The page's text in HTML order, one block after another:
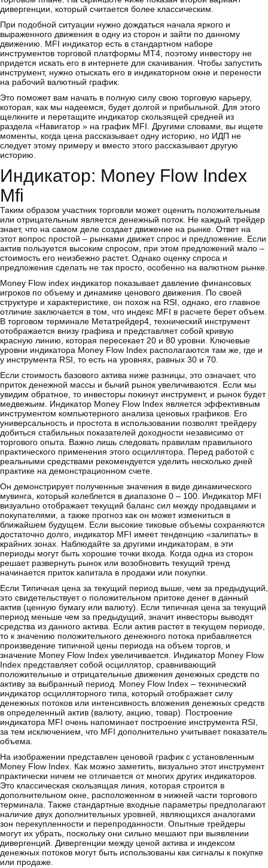
дивергенции, который считается более классическим.
При подобной ситуации нужно дождаться начала яркого и
выраженного движения в одну из сторон и зайти по данному
движению. MFI индикатор есть в стандартном наборе
инструментов торговой платформы МТ4, поэтому инвестору не
придется искать его в интернете для скачивания. Чтобы запустить
инструмент, нужно отыскать его в индикаторном окне и перенести
на рабочий валютный график.
Это поможет вам начать в полную силу свою торговую карьеру,
которая, как мы надеемся, будет долгой и прибыльной. Для этого
щелкните и перетащите индикатор скользящей средней из
раздела «Навигатор » на график MFI. Другими словами, вы ищете
моменты, когда цена рассказывает одну историю, но ИДП не
следует этому примеру и вместо этого рассказывает другую
историю.
Индикатор: Money Flow Index
Mfi
Таким образом участник торговли может оценить положительным
или отрицательным является денежный поток. Не каждый трейдер
знает, что на самом деле создает движение на рынке. Ответ на
этот вопрос простой – рынками движет спрос и предложение. Если
актив пользуется высоким спросом, при этом предложений мало –
стоимость его неизбежно растет. Однако оценку спроса и
предложения сделать не так просто, особенно на валютном рынке.
Money Flow index индикатор показывает давление финансовых
игроков по объему и динамике ценового движения. По своей
структуре и характеристике, он похож на RSI, однако, его главное
отличие заключается в том, что индекс MFI в расчете берет объем.
В торговом терминале Метатрейдер4, технический инструмент
отображается внизу графика и представляет собой кривую
красную линию, которая пересекает 20 и 80 уровни. Ключевые
уровни индикатора Money Flow Index располагаются там же, где и
у инструмента RSI, то есть на уровнях, равных 30 и 70.
Если стоимость базового актива ниже разницы, это означает, что
приток денежной массы и бычий рынок увеличиваются. Если мы
увидим обратное, то инвесторы покинут инструмент, и рынок будет
медвежьим. Индикатор Money Flow Index является эффективным
инструментом компьютерного анализа ценовых графиков. Его
универсальность и простота в использовании позволят трейдеру
добиться стабильных показателей доходности независимо от
торгового опыта. Важно лишь следовать правилам правильного
практического применения этого осциллятора. Перед работой с
реальными средствами рекомендуется уделить несколько дней
практике на демонстрационном счете.
Он демонстрирует полученные значения в виде динамического
мувинга, который колеблется в диапазоне 0 – 100. Индикатор MFI
визуально отображает текущий баланс сил между продавцами и
покупателями, а также прогноз как он может измениться в
ближайшем будущем. Если высокие тиковые объемы сохраняются
достаточно долго, индикатор MFI имеет тенденцию «залипать» в
крайних зонах. Наблюдайте за другими индикаторам, в эти
периоды могут быть хорошие точки входа. Когда одна из сторон
решает развернуть рынок или возобновить текущий тренд
начинается приток капитала в продажи или покупки.
Если Типичная цена за текущий период выше, чем за предыдущий,
это свидетельствует о положительном притоке денег в данный
актив (ценную бумагу или валюту). Если типичная цена за текущий
период меньше чем за предыдущий, значит инвесторы выводят
средства из данного актива. Если актив растет в текущем периоде,
то к значению положительного денежного потока прибавляется
произведение типичной цены периода на объем торгов, и
значение Money Flow Index увеличивается. Индикатор Money Flow
Index представляет собой осциллятор, сравнивающий
положительные и отрицательные движения денежных средств по
активу за выбранный период. Money Flow Index – технический
индикатор осцилляторного типа, который отображает силу
денежных потоков или интенсивность вложения денежных средств
в определенный актив (валюту, акцию, товар). Построение
индикатора MFI очень напоминает построение инструмента RSI,
за тем исключением, что MFI дополнительно учитывает показатель
объема.
На изображении представлен ценовой график с установленным
Money Flow Index. Как можно заметить, визуально этот инструмент
практически ничем не отличается от многих других индикаторов.
Это классическая скользящая линия, которая строится в
дополнительном окне, расположенном в нижней части торгового
терминала. Также стандартные входные параметры предполагают
наличие двух дополнительных уровней, являющихся аналогами
зон перекупленности и перепроданности. Опытные трейдеры
могут их убрать, поскольку они сильно мешают при выявлении
дивергенций. Дивергенции между ценой актива и индексом
денежных потоков могут быть использованы как сигналы к покупке
или продаже.